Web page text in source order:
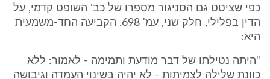
כפי שציטט גם הסניגור מספרו של כב' השופט קדמי, על
הדין בפלילי, חלק שני, עמ' 698. הקביעה החד-משמעית
היא:
"היתה נטילתו של דבר מודעת ותמימה - לאמור: ללא
כוונת שלילה לצמיתות - לא יהיה בשינוי העמדה וגיבושה